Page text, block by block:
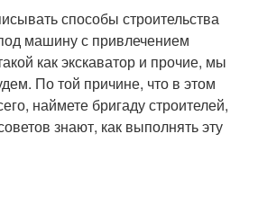
способы строительства
машину с привлечением
как экскаватор и прочие, мы
По той причине, что в этом
наймете бригаду строителей,
знают, как выполнять эту